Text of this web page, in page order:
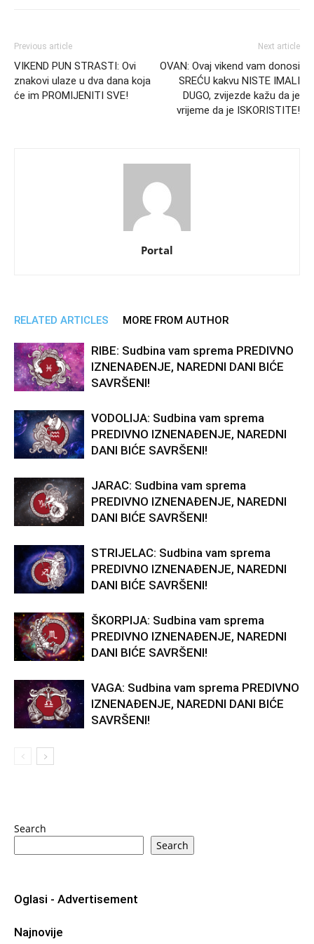
Previous article
VIKEND PUN STRASTI: Ovi
znakovi ulaze u dva dana koja
će im PROMIJENITI SVE!
Next article
OVAN: Ovaj vikend vam donosi
SREĆU kakvu NISTE IMALI
DUGO, zvijezde kažu da je
vrijeme da je ISKORISTITE!
Portal
RELATED ARTICLES MORE FROM AUTHOR
RIBE: Sudbina vam sprema PREDIVNO
IZNENAĐENJE, NAREDNI DANI BIĆE
SAVRŠENI!
VODOLIJA: Sudbina vam sprema
PREDIVNO IZNENAĐENJE, NAREDNI
DANI BIĆE SAVRŠENI!
JARAC: Sudbina vam sprema
PREDIVNO IZNENAĐENJE, NAREDNI
DANI BIĆE SAVRŠENI!
STRIJELAC: Sudbina vam sprema
PREDIVNO IZNENAĐENJE, NAREDNI
DANI BIĆE SAVRŠENI!
ŠKORPIJA: Sudbina vam sprema
PREDIVNO IZNENAĐENJE, NAREDNI
DANI BIĆE SAVRŠENI!
VAGA: Sudbina vam sprema PREDIVNO
IZNENAĐENJE, NAREDNI DANI BIĆE
SAVRŠENI!
Search
Search
Oglasi - Advertisement
Najnovije